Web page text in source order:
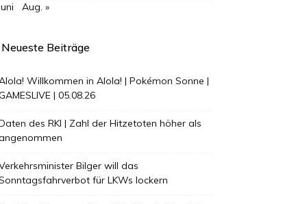
Aug. »
Neueste Beiträge
Willkommen in Alola! | Pokémon Sonne |
| 05.08.26
des RKI | Zahl der Hitzetoten höher als
Bilger will das
für LKWs lockern